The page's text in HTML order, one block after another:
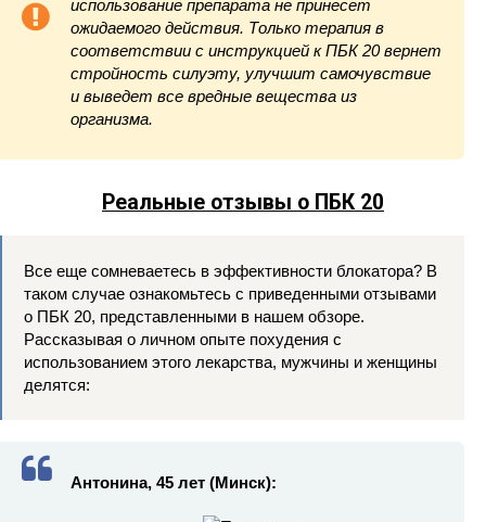
использование препарата не принесет
ожидаемого действия. Только терапия в
соответствии с инструкцией к ПБК 20 вернет
стройность силуэту, улучшит самочувствие
и выведет все вредные вещества из
организма.
Реальные отзывы о ПБК 20
Все еще сомневаетесь в эффективности блокатора? В
таком случае ознакомьтесь с приведенными отзывами
о ПБК 20, представленными в нашем обзоре.
Рассказывая о личном опыте похудения с
использованием этого лекарства, мужчины и женщины
делятся:
Антонина, 45 лет (Минск):